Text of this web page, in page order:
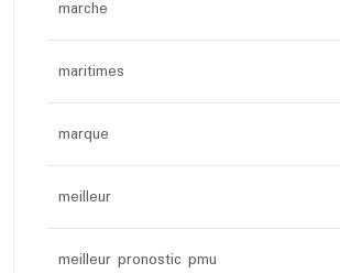
marche
maritimes
marque
meilleur
meilleur pronostic pmu